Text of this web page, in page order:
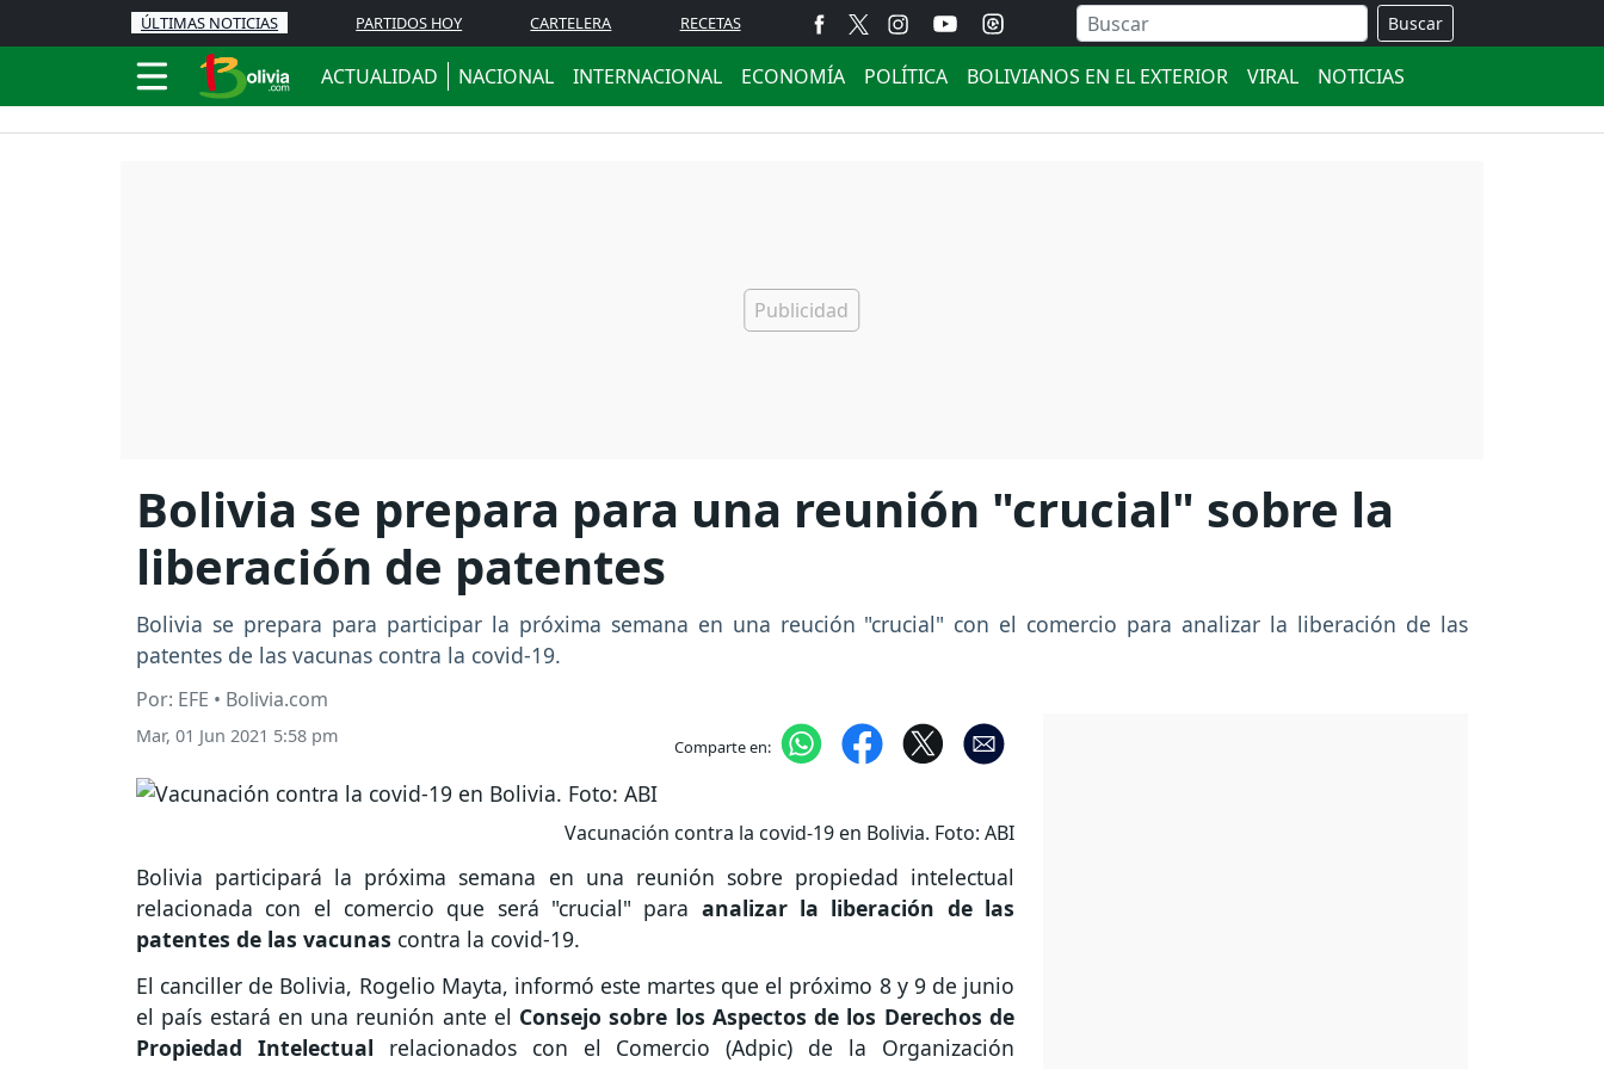
ÚLTIMAS NOTICIAS PARTIDOS HOY CARTELERA RECETAS Buscar
ACTUALIDAD NACIONAL INTERNACIONAL ECONOMÍA POLÍTICA BOLIVIANOS EN EL EXTERIOR VIRAL NOTICIAS
Bolivia se prepara para una reunión "crucial" sobre la
liberación de patentes
Bolivia se prepara para participar la próxima semana en una reución "crucial" con el comercio para analizar la liberación de las
patentes de las vacunas contra la covid-19.
Por: EFE • Bolivia.com
Mar, 01 Jun 2021 5:58 pm Comparte en:
Vacunación contra la covid-19 en Bolivia. Foto: ABI
Bolivia participará la próxima semana en una reunión sobre propiedad intelectual
relacionada con el comercio que será "crucial" para analizar la liberación de las
patentes de las vacunas contra la covid-19.
El canciller de Bolivia, Rogelio Mayta, informó este martes que el próximo 8 y 9 de junio
el país estará en una reunión ante el Consejo sobre los Aspectos de los Derechos de
Propiedad Intelectual relacionados con el Comercio (Adpic) de la Organización